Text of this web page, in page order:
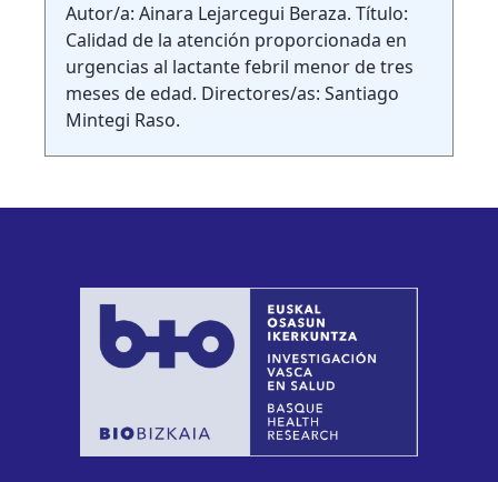
Autor/a: Ainara Lejarcegui Beraza. Título:
Calidad de la atención proporcionada en
urgencias al lactante febril menor de tres
meses de edad. Directores/as: Santiago
Mintegi Raso.